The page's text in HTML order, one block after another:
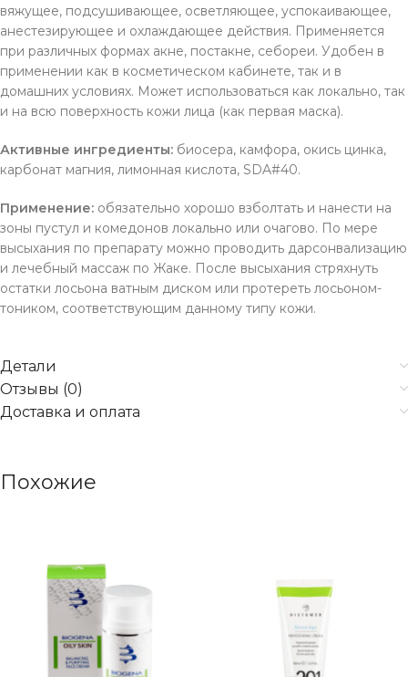
вяжущее, подсушивающее, осветляющее, успокаивающее,
анестезирующее и охлаждающее действия. Применяется
при различных формах акне, постакне, себореи. Удобен в
применении как в косметическом кабинете, так и в
домашних условиях. Может использоваться как локально, так
и на всю поверхность кожи лица (как первая маска).
Активные ингредиенты: биосера, камфора, окись цинка,
карбонат магния, лимонная кислота, SDA#40.
Применение: обязательно хорошо взболтать и нанести на
зоны пустул и комедонов локально или очагово. По мере
высыхания по препарату можно проводить дарсонвализацию
и лечебный массаж по Жаке. После высыхания стряхнуть
остатки лосьона ватным диском или протереть лосьоном-
тоником, соответствующим данному типу кожи.
Детали
Отзывы (0)
Доставка и оплата
Похожие